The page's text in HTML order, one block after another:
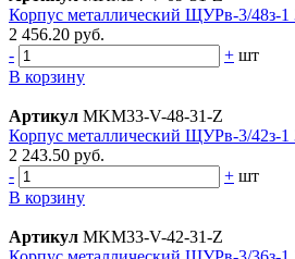
Корпус металлический ЩУРв-3/48з-
2 456.20 руб.
-
+ шт
В корзину
Артикул MKM33-V-48-31-Z
Корпус металлический ЩУРв-3/42з-
2 243.50 руб.
-
+ шт
В корзину
Артикул MKM33-V-42-31-Z